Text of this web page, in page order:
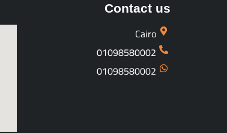
Contact us
Cairo
01098580002
01098580002